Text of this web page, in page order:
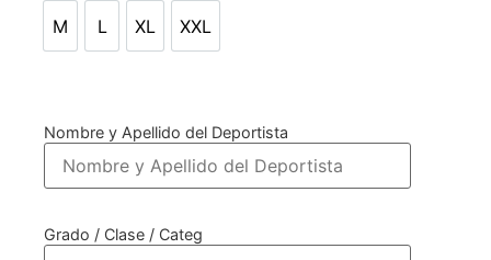
M
M
L
L
XL
XL
XXL
XXL
Nombre y Apellido del Deportista
Grado / Clase / Categ